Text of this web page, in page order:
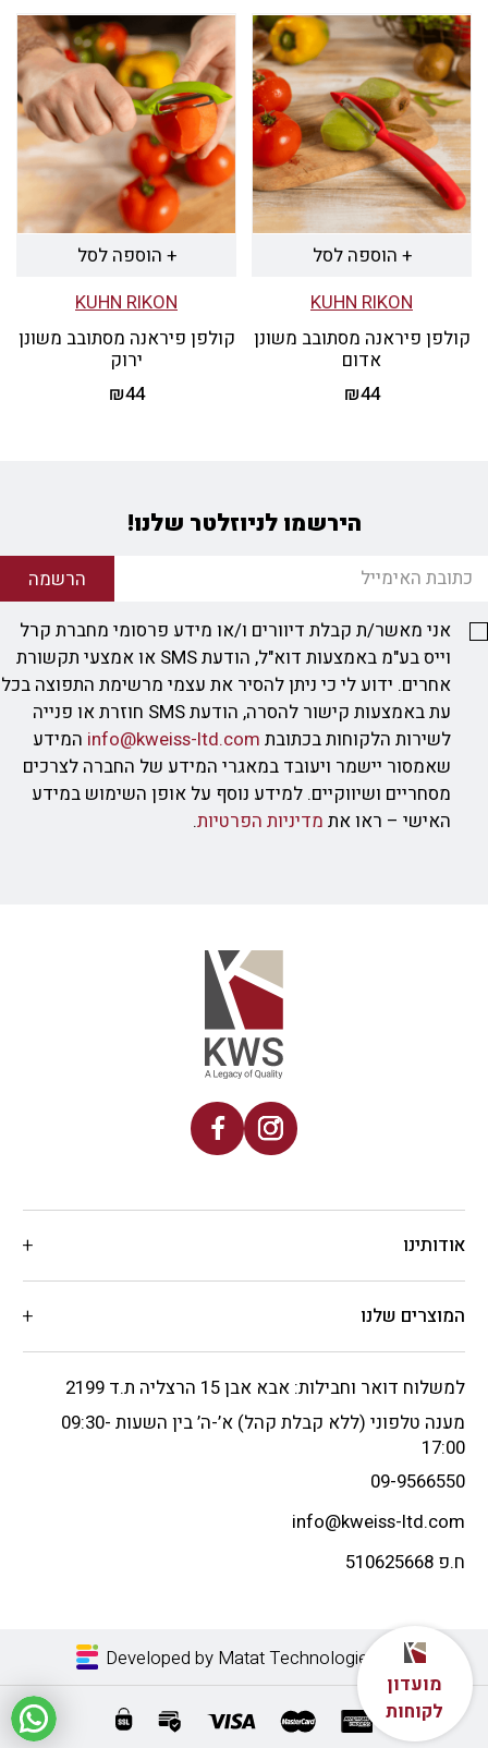
+ הוספה לסל
KUHN RIKON
קולפן פיראנה מסתובב משונן
אדום
₪44
+ הוספה לסל
KUHN RIKON
קולפן פיראנה מסתובב משונן
ירוק
₪44
הירשמו לניוזלטר שלנו!
הרשמה
אני מאשר/ת קבלת דיוורים ו/או מידע פרסומי מחברת קרל
וייס בע"מ באמצעות דוא"ל, הודעת SMS או אמצעי תקשורת
אחרים. ידוע לי כי ניתן להסיר את עצמי מרשימת התפוצה בכל
עת באמצעות קישור להסרה, הודעת SMS חוזרת או פנייה
לשירות הלקוחות בכתובת info@kweiss-ltd.com המידע
שאמסור יישמר ויעובד במאגרי המידע של החברה לצרכים
מסחריים ושיווקיים. למידע נוסף על אופן השימוש במידע
האישי – ראו את מדיניות הפרטיות.
אודותינו
המוצרים שלנו
למשלוח דואר וחבילות: אבא אבן 15 הרצליה ת.ד 2199
מענה טלפוני (ללא קבלת קהל) א’-ה’ בין השעות 09:30-
17:00
09-9566550
info@kweiss-ltd.com
ח.פ 510625668
Developed by Matat Technologies LTD
מועדון
לקוחות